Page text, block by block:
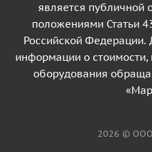
является публичной
положениями Статьи
Российской
информации о стоимости,
оборудования
2026 ©